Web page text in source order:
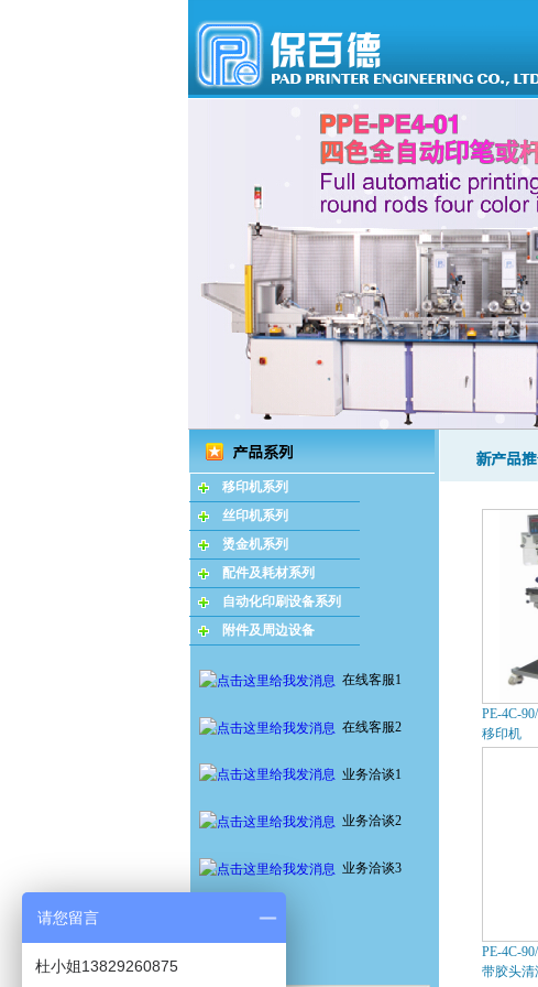
移印机系列
丝印机系列
烫金机系列
配件及耗材系列
自动化印刷设备系列
附件及周边设备
在线客服1
在线客服2
业务洽谈1
业务洽谈2
业务洽谈3
PE-4C-
移印机
PE-4C-
带胶头清
请您留言
杜小姐13829260875